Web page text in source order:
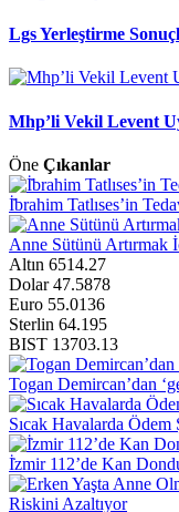
Lgs Yerleştirme
Mhp’li Vekil Levent
Öne Çıkanlar
İ̇brahim Tatlıses’in
Anne Sütünü Artırmak
Altın 6514.27
Dolar47.5878
Euro 55.0136
Sterlin 64.195
BIST 13703.13
Togan Demircan’dan
Sıcak Havalarda
İ̇zmir 112’de Kan